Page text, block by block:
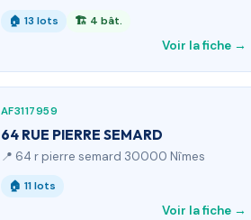
🏠 13 lots 🏗 4 bât.
Voir la fiche →
AF3117959
64 RUE PIERRE SEMARD
📍 64 r pierre semard 30000 Nîmes
🏠 11 lots
Voir la fiche →